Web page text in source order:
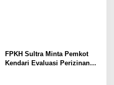
FPKH Sultra Minta Pemkot
Kendari Evaluasi Perizinan